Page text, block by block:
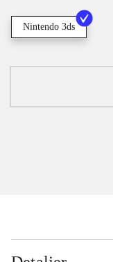
Nintendo 3ds